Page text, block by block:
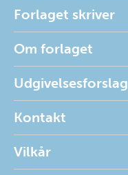
Forlaget skriver
Om forlaget
Udgivelsesforslag
Kontakt
Vilkår